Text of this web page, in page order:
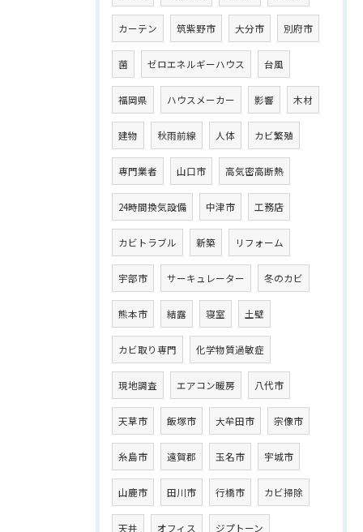
カーテン 筑紫野市 大分市 別府市
菌 ゼロエネルギーハウス 台風
福岡県 ハウスメーカー 影響 木材
建物 秋雨前線 人体 カビ繁殖
専門業者 山口市 高気密高断熱
24時間換気設備 中津市 工務店
カビトラブル 新築 リフォーム
宇部市 サーキュレーター 冬のカビ
熊本市 結露 寝室 土壁
カビ取り専門 化学物質過敏症
現地調査 エアコン暖房 八代市
天草市 飯塚市 大牟田市 宗像市
糸島市 遠賀郡 玉名市 宇城市
山鹿市 田川市 行橋市 カビ掃除
天井 オフィス ジプトーン